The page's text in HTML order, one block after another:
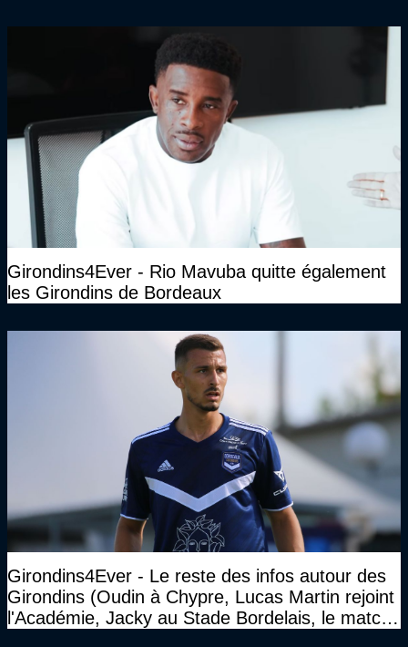
haut niveau"
Girondins4Ever - Rio Mavuba quitte également
les Girondins de Bordeaux
Girondins4Ever - Le reste des infos autour des
Girondins (Oudin à Chypre, Lucas Martin rejoint
l'Académie, Jacky au Stade Bordelais, le match